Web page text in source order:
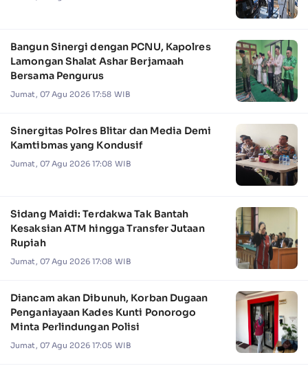
Bangun Sinergi dengan PCNU, Kapolres
Lamongan Shalat Ashar Berjamaah
Bersama Pengurus
Jumat, 07 Agu 2026 17:58 WIB
Sinergitas Polres Blitar dan Media Demi
Kamtibmas yang Kondusif
Jumat, 07 Agu 2026 17:08 WIB
Sidang Maidi: Terdakwa Tak Bantah
Kesaksian ATM hingga Transfer Jutaan
Rupiah
Jumat, 07 Agu 2026 17:08 WIB
Diancam akan Dibunuh, Korban Dugaan
Penganiayaan Kades Kunti Ponorogo
Minta Perlindungan Polisi
Jumat, 07 Agu 2026 17:05 WIB